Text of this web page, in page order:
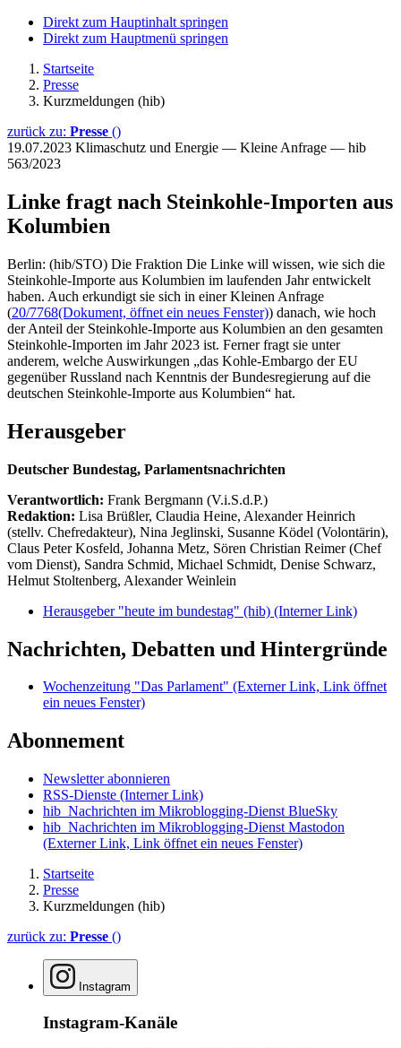
Direkt zum Hauptinhalt springen
Direkt zum Hauptmenü springen
Startseite
Presse
Kurzmeldungen (hib)
zurück zu: Presse ()
19.07.2023 Klimaschutz und Energie — Kleine Anfrage — hib
563/2023
Linke fragt nach Steinkohle-Importen aus
Kolumbien
Berlin: (hib/STO) Die Fraktion Die Linke will wissen, wie sich die
Steinkohle-Importe aus Kolumbien im laufenden Jahr entwickelt
haben. Auch erkundigt sie sich in einer Kleinen Anfrage
(20/7768(Dokument, öffnet ein neues Fenster)) danach, wie hoch
der Anteil der Steinkohle-Importe aus Kolumbien an den gesamten
Steinkohle-Importen im Jahr 2023 ist. Ferner fragt sie unter
anderem, welche Auswirkungen „das Kohle-Embargo der EU
gegenüber Russland nach Kenntnis der Bundesregierung auf die
deutschen Steinkohle-Importe aus Kolumbien“ hat.
Herausgeber
Deutscher Bundestag, Parlamentsnachrichten
Verantwortlich: Frank Bergmann (V.i.S.d.P.)
Redaktion: Lisa Brüßler, Claudia Heine, Alexander Heinrich
(stellv. Chefredakteur), Nina Jeglinski, Susanne Ködel (Volontärin),
Claus Peter Kosfeld, Johanna Metz, Sören Christian Reimer (Chef
vom Dienst), Sandra Schmid, Michael Schmidt, Denise Schwarz,
Helmut Stoltenberg, Alexander Weinlein
Herausgeber "heute im bundestag" (hib) (Interner Link)
Nachrichten, Debatten und Hintergründe
Wochenzeitung "Das Parlament" (Externer Link, Link öffnet
ein neues Fenster)
Abonnement
Newsletter abonnieren
RSS-Dienste (Interner Link)
hib_Nachrichten im Mikroblogging-Dienst BlueSky
hib_Nachrichten im Mikroblogging-Dienst Mastodon
(Externer Link, Link öffnet ein neues Fenster)
Startseite
Presse
Kurzmeldungen (hib)
zurück zu: Presse ()
Instagram
Instagram-Kanäle